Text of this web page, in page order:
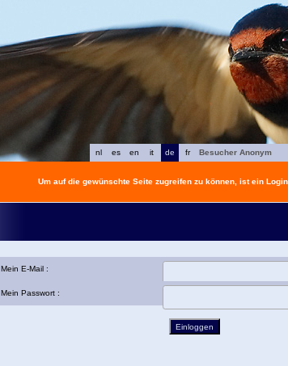
fr
de
it
en
es
nl
Besucher Anonym
Um auf die gewünschte Seite zugreifen zu können, ist ein
Mein E-Mail :
Mein Passwort :